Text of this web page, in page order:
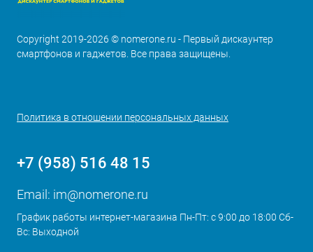
Copyright 2019-2026 © nomerone.ru - Первый дискаунтер
смартфонов и гаджетов. Все права защищены.
Политика в отношении персональных данных
+7 (958) 516 48 15
Email: im@nomerone.ru
График работы интернет-магазина Пн-Пт: с 9:00 до 18:00 Сб-
Вс: Выходной